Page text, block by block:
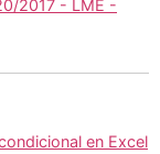
2017 - LME -
en Excel